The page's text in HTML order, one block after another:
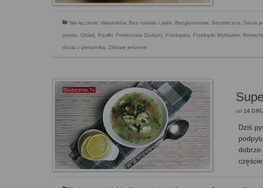
'Nie-łączenie' składników, Bez nabiału i jajek, Bezglutenowa, Bezmleczna, Dania
proste, Obiad, Posiłki, Proteinowa (Dukan), Przekąska, Przekąski Wytrawne,
dania z piekarnika, Zdrowe jedzenie
on 14
Dziś